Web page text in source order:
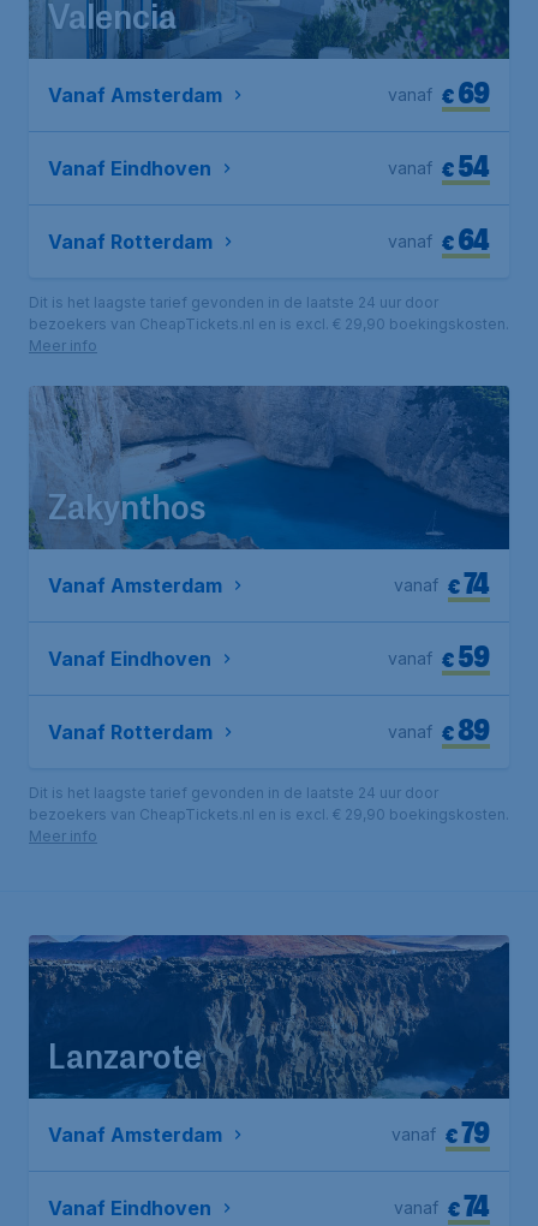
Valencia
Vanaf Amsterdam €69
vanaf
Vanaf Eindhoven €54
vanaf
Vanaf Rotterdam €64
vanaf
Dit is het laagste tarief gevonden in de laatste 24 uur door
bezoekers van CheapTickets.nl en is excl. € 29,90 boekingskosten.
Meer info
Zakynthos
Vanaf Amsterdam €74
vanaf
Vanaf Eindhoven €59
vanaf
Vanaf Rotterdam €89
vanaf
Dit is het laagste tarief gevonden in de laatste 24 uur door
bezoekers van CheapTickets.nl en is excl. € 29,90 boekingskosten.
Meer info
Lanzarote
Vanaf Amsterdam €79
vanaf
Vanaf Eindhoven €74
vanaf